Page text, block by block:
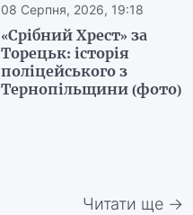
08 Серпня, 2026, 19:18
«Срібний Хрест» за
Торецьк: історія
поліцейського з
Тернопільщини (фото)
Читати ще →